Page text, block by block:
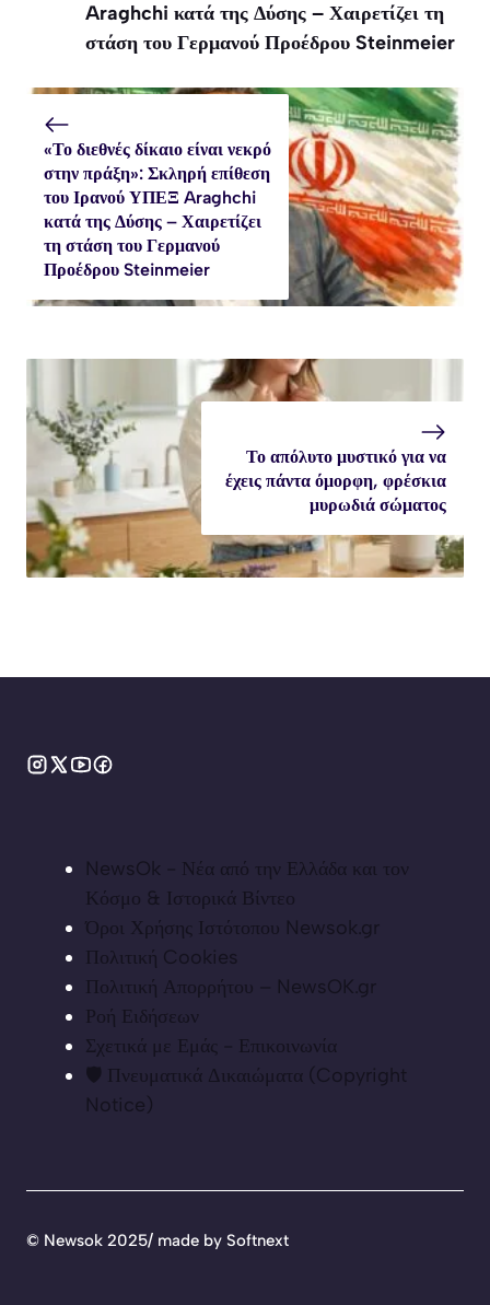
Araghchi κατά της Δύσης – Χαιρετίζει τη
στάση του Γερμανού Προέδρου Steinmeier
«Το διεθνές δίκαιο είναι νεκρό
στην πράξη»: Σκληρή επίθεση
του Ιρανού ΥΠΕΞ Araghchi
κατά της Δύσης – Χαιρετίζει
τη στάση του Γερμανού
Προέδρου Steinmeier
Το απόλυτο μυστικό για να
έχεις πάντα όμορφη, φρέσκια
μυρωδιά σώματος
NewsOk - Νέα από την Ελλάδα και τον
Κόσμο & Ιστορικά Βίντεο
Όροι Χρήσης Ιστότοπου Newsok.gr
Πολιτική Cookies
Πολιτική Απορρήτου – NewsOK.gr
Ροή Ειδήσεων
Σχετικά με Εμάς - Επικοινωνία
🛡️ Πνευματικά Δικαιώματα (Copyright
Notice)
© Newsok 2025/ made by Softnext